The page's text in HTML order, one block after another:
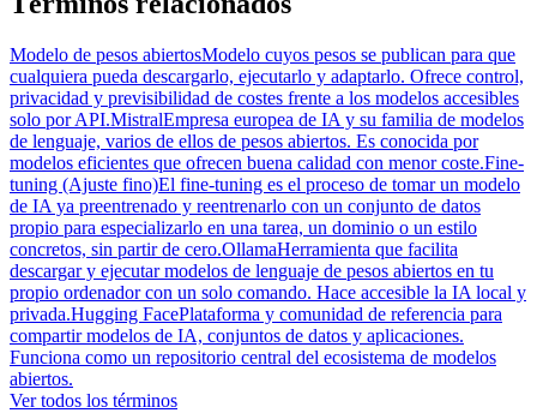
Modelo de pesos abiertosModelo cuyos pesos se publican para que
cualquiera pueda descargarlo, ejecutarlo y adaptarlo. Ofrece control,
privacidad y previsibilidad de costes frente a los modelos accesibles
solo por API.MistralEmpresa europea de IA y su familia de modelos
de lenguaje, varios de ellos de pesos abiertos. Es conocida por
modelos eficientes que ofrecen buena calidad con menor coste.Fine-
tuning (Ajuste fino)El fine-tuning es el proceso de tomar un modelo
de IA ya preentrenado y reentrenarlo con un conjunto de datos
propio para especializarlo en una tarea, un dominio o un estilo
concretos, sin partir de cero.OllamaHerramienta que facilita
descargar y ejecutar modelos de lenguaje de pesos abiertos en tu
propio ordenador con un solo comando. Hace accesible la IA local y
privada.Hugging FacePlataforma y comunidad de referencia para
compartir modelos de IA, conjuntos de datos y aplicaciones.
Funciona como un repositorio central del ecosistema de modelos
abiertos.
Ver todos los términos